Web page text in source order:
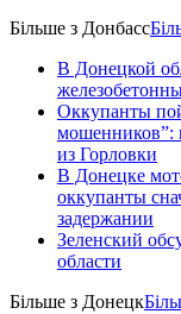
Більше з Донбасс
В Донецкой
Оккупанты
мошенников”:
из Горловки
В Донецке
оккупанты
задержании
Зеленский
области
Більше з Донецк